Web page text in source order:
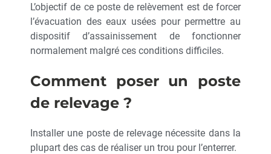
L’objectif de ce poste de relèvement est de forcer
l’évacuation des eaux usées pour permettre au
dispositif d’assainissement de fonctionner
normalement malgré ces conditions difficiles.
Comment poser un poste
de relevage ?
Installer une poste de relevage nécessite dans la
plupart des cas de réaliser un trou pour l’enterrer.